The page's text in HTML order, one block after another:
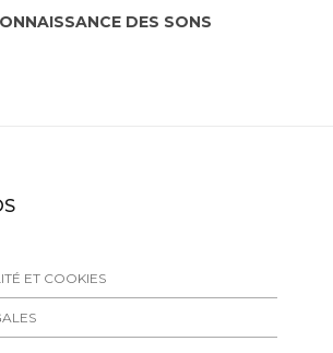
DES SONS
ET COOKIES